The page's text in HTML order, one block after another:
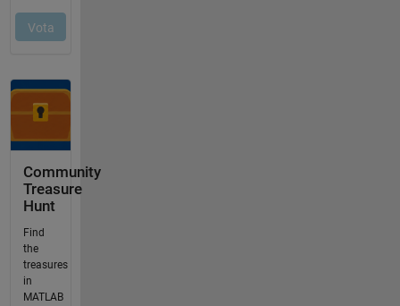
Community
Treasure
Hunt
Find
the
treasures
in
MATLAB